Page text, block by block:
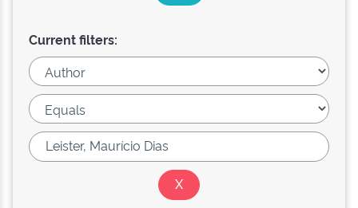
Current filters: